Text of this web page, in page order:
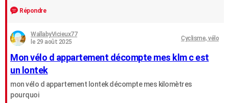
Répondre
WallabyVicieux77
le 29 août 2025
Cyclisme, vélo
Mon vélo d appartement décompte mes klm c est
un lontek
mon vélo d appartement lontek décompte mes kilomètres
pourquoi